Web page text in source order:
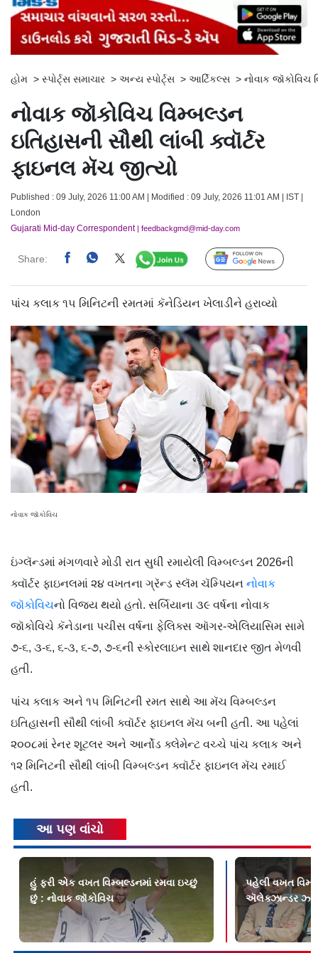
હોમ > સ્પોર્ટ્સ સમાચાર > અન્ય સ્પોર્ટ્સ > આર્ટિકલ્સ > નોવાક જૉકોવિચ
નોવાક જૉકોવિચ વિમ્બલ્ડન
ઇતિહાસની સૌથી લાંબી ક્વૉર્ટર
ફાઇનલ મૅચ જીત્યો
Published : 09 July, 2026 11:00 AM | Modified : 09 July, 2026 11:01 AM | IST |
London
Gujarati Mid-day Correspondent| feedbackgmd@mid-day.com
Share: Follow Us
પાંચ કલાક ૧૫ મિનિટની રમતમાં કૅનેડિયન ખેલાડીને હરાવ્યો
નોવાક જૉકોવિચ
ઇંગ્લૅન્ડમાં મંગળવારે મોડી રાત સુધી રમાયેલી વિમ્બલ્ડન 2026ની
ક્વૉર્ટર ફાઇનલમાં ૨૪ વખતના ગ્રૅન્ડ સ્લૅમ ચૅમ્પિયન નોવાક
જૉકોવિચનો વિજય થયો હતો. સર્બિયાના ૩૯ વર્ષના નોવાક
જૉકોવિચે કૅનેડાના પચીસ વર્ષના ફેલિક્સ ઑગર-એલિયાસિમ સામે
૭-૬, ૩-૬, ૬-૩, ૬-૭, ૭-૬ની સ્કોરલાઇન સાથે શાનદાર જીત મેળવી
હતી.
પાંચ કલાક અને ૧૫ મિનિટની રમત સાથે આ મૅચ વિમ્બલ્ડન
ઇતિહાસની સૌથી લાંબી ક્વૉર્ટર ફાઇનલ મૅચ બની હતી. આ પહેલાં
૨૦૦૮માં રેનર શૂટલર અને આર્નોડ ક્લેમેન્ટ વચ્ચે પાંચ કલાક અને
૧૨ મિનિટની સૌથી લાંબી વિમ્બલ્ડન ક્વૉર્ટર ફાઇનલ મૅચ રમાઈ
હતી.
આ પણ વાંચો
હું ફરી એક વખત વિમ્બલ્ડનમાં રમવા ઇચ્છું
છું : નોવાક જૉકોવિચ
પહેલી વખત
ઍલેક્ઝાન્ડર